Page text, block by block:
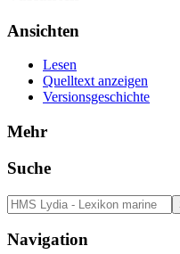
Ansichten
Lesen
Quelltext anzeigen
Versionsgeschichte
Mehr
Suche
Navigation